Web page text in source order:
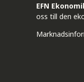
EFN
oss till den